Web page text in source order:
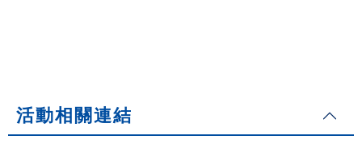
活動相關連結